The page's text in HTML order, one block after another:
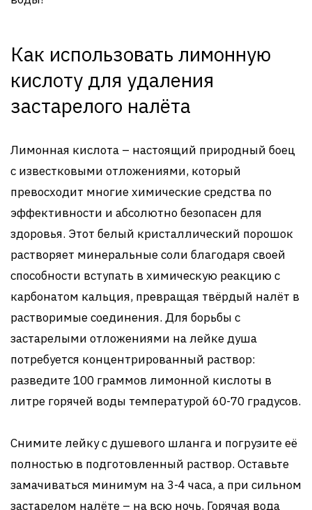
Как использовать лимонную
кислоту для удаления
застарелого налёта
Лимонная кислота – настоящий природный боец
с известковыми отложениями, который
превосходит многие химические средства по
эффективности и абсолютно безопасен для
здоровья. Этот белый кристаллический порошок
растворяет минеральные соли благодаря своей
способности вступать в химическую реакцию с
карбонатом кальция, превращая твёрдый налёт в
растворимые соединения. Для борьбы с
застарелыми отложениями на лейке душа
потребуется концентрированный раствор:
разведите 100 граммов лимонной кислоты в
литре горячей воды температурой 60-70 градусов.
Снимите лейку с душевого шланга и погрузите её
полностью в подготовленный раствор. Оставьте
замачиваться минимум на 3-4 часа, а при сильном
застарелом налёте – на всю ночь. Горячая вода